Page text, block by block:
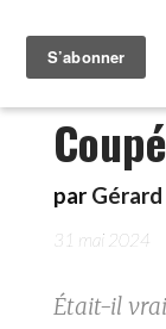
par
31 mai 2024
Était-il